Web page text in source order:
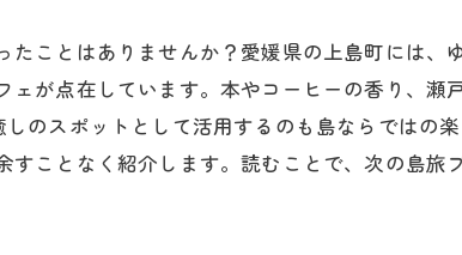
ことはありませんか？愛媛県の上島町には、
が点在しています。本やコーヒーの香り、瀬
のスポットとして活用するのも島ならではの
ことなく紹介します。読むことで、次の島旅